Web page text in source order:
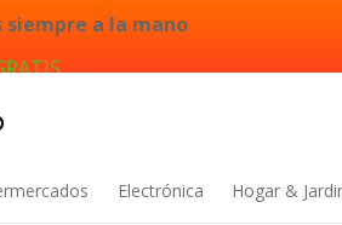
a la mano
Electrónica Hogar &